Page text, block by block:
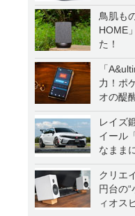
鳥肌も
HOME
た！
「
力！ポ
オの醍
レイズ
イール
なまま
クリエ
円台の
ィオス